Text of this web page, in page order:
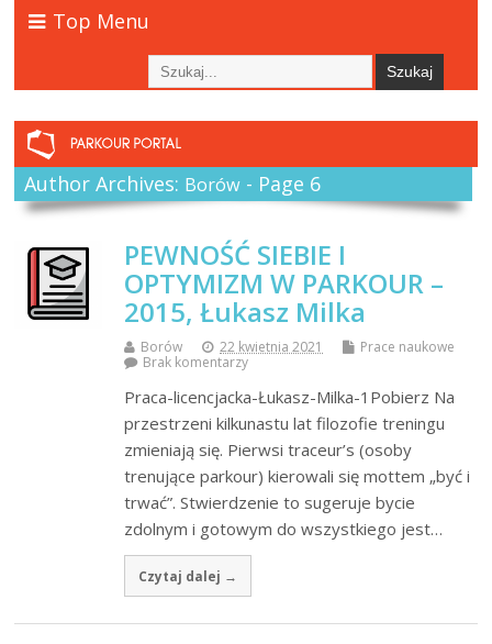
Top Menu
Author Archives: Borów- Page 6
PEWNOŚĆ SIEBIE I
OPTYMIZM W PARKOUR –
2015, Łukasz Milka
Borów 22 kwietnia 2021
Prace naukowe
Brak komentarzy
Praca-licencjacka-Łukasz-Milka-1Pobierz Na
przestrzeni kilkunastu lat filozofie treningu
zmieniają się. Pierwsi traceur’s (osoby
trenujące parkour) kierowali się mottem „być i
trwać”. Stwierdzenie to sugeruje bycie
zdolnym i gotowym do wszystkiego jest…
Czytaj dalej →